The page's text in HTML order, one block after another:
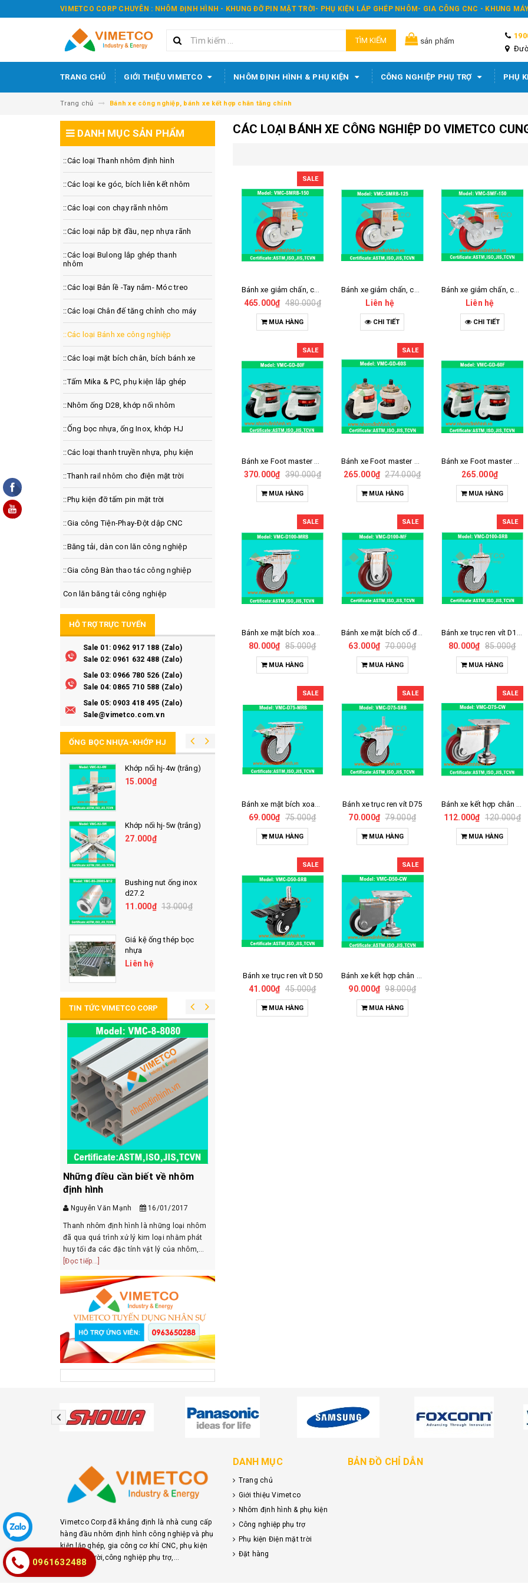
VIMETCO CORP CHUYÊN : NHÔM ĐỊNH HÌNH - KHUNG ĐỠ PIN MẶT TRỜI- PHỤ KIỆN LÁP GHÉP NHÔM- GIA CÔNG CNC - KHUNG
TÌM KIẾM sản phẩm
TRANG CHỦ GIỚI THIỆU VIMETCO NHÔM ĐỊNH HÌNH & PHỤ KIỆN CÔNG NGHIỆP PHỤ TRỢ PHỤ
Trang chủ Bánh xe công nghiệp, bánh xe kết hợp chân tăng chỉnh
CÁC LOẠI BÁNH XE CÔNG NGHIỆP DO VIMETCO
SALE
Bánh xe giảm chấn, cố định D150
465.000₫ 480.000₫
MUA HÀNG
Bánh xe giảm chấn, cố định D125
Liên hệ
CHI TIẾT
Bánh xe giảm chấn, cổ xoay D150
Liên hệ
CHI TIẾT
SALE
Bánh xe Foot master 80F
370.000₫ 390.000₫
MUA HÀNG
SALE
Bánh xe Foot master 60S
265.000₫ 274.000₫
MUA HÀNG
Bánh xe Foot master 60F
265.000₫
MUA HÀNG
SALE
Bánh xe mặt bích xoay D100
80.000₫ 85.000₫
MUA HÀNG
SALE
Bánh xe mặt bích cố định D100
63.000₫ 70.000₫
MUA HÀNG
SALE
Bánh xe trục ren vít D100
80.000₫ 85.000₫
MUA HÀNG
SALE
Bánh xe mặt bích xoay D75
69.000₫ 75.000₫
MUA HÀNG
SALE
Bánh xe trục ren vít D75
70.000₫ 79.000₫
MUA HÀNG
SALE
Bánh xe kết hợp chân D75
112.000₫ 120.000₫
MUA HÀNG
SALE
Bánh xe trục ren vít D50
41.000₫ 45.000₫
MUA HÀNG
SALE
Bánh xe kết hợp chân D50
90.000₫ 98.000₫
MUA HÀNG
DANH MỤC SẢN PHẨM
::Các loại Thanh nhôm định hình
::Các loại ke góc, bích liên kết nhôm
::Các loại con chạy rãnh nhôm
::Các loại nắp bịt đầu, nẹp nhựa rãnh
::Các loại Bulong lắp ghép thanh
nhôm
::Các loại Bản lề -Tay nắm- Móc treo
::Các loại Chân đế tăng chỉnh cho máy
::Các loại Bánh xe công nghiệp
::Các loại mặt bích chân, bích bánh xe
::Tấm Mika & PC, phụ kiện lắp ghép
::Nhôm ống D28, khớp nối nhôm
::Ống bọc nhựa, ống Inox, khớp HJ
::Các loại thanh truyền nhựa, phụ kiện
::Thanh rail nhôm cho điện mặt trời
::Phụ kiện đỡ tấm pin mặt trời
::Gia công Tiện-Phay-Đột dập CNC
::Băng tải, dàn con lăn công nghiệp
::Gia công Bàn thao tác công nghiệp
Con lăn băng tải công nghiệp
HỖ TRỢ TRỰC TUYẾN
Sale 01: 0962 917 188 (Zalo)
Sale 02: 0961 632 488 (Zalo)
Sale 03: 0966 780 526 (Zalo)
Sale 04: 0865 710 588 (Zalo)
Sale 05: 0903 418 495 (Zalo)
Sale@vimetco.com.vn
ỐNG BỌC NHỰA-KHỚP HJ
Khớp nối hj-4w (trắng)
15.000₫
Khớp nối hj-5w (trắng)
27.000₫
Bushing nut ống inox
d27.2
11.000₫ 13.000₫
Giá kệ ống thép bọc
nhựa
Liên hệ
Bàn thao tác ống bọc
2.500.000₫
5.000₫
Khớp nhựa gắn mặt
bàn
5.000₫
Nắp bịt đầu nhựa trong
Giá kệ kho - rack
werehouse
Liên hệ
TIN TỨC VIMETCO CORP
Những điều cần biết về nhôm
định hình
Nguyễn Văn Mạnh 16/01/2017
Thanh nhôm định hình là những loại nhôm
đã qua quá trình xử lý kim loại nhằm phát
huy tối đa các đặc tính vật lý của nhôm,
phù hợp cho các nhà thiết kế, kỹ sư và nhà
[Đọc tiếp...]
Vimetco Corp đã khẳng định là nhà cung cấp
hàng đầu nhôm định hình công nghiệp và phụ
kiện lắp ghép, gia công cơ khí CNC, phụ kiện
điện mặt trời,công nghiệp phụ trợ,...
DANH MỤC
Trang chủ
Giới thiệu Vimetco
Nhôm định hình & phụ kiện
Công nghiệp phụ trợ
Phụ kiện Điện mặt trời
Đặt hàng
BẢN ĐỒ CHỈ DẪN
0961632488